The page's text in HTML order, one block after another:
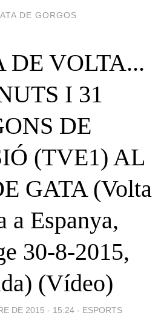
DE GORGOS
DE VOLTA...
I 31
DE
(TVE1) AL
GATA (Volta
a Espanya,
30-8-2015,
(Vídeo)
DE 2015 - 15:24 - ESPORTS